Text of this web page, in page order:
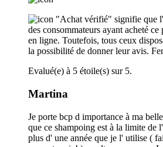
"Achat vérifié" signifie que
des consommateurs ayant acheté
en ligne. Toutefois, tous ceux
la possibilité de donner leur avis.
Evalué(e) à 5 étoile(s) sur 5.
Martina
Je porte bcp d importance à ma
que ce shampoing est à la limite
plus d' une année que je l' utilise (